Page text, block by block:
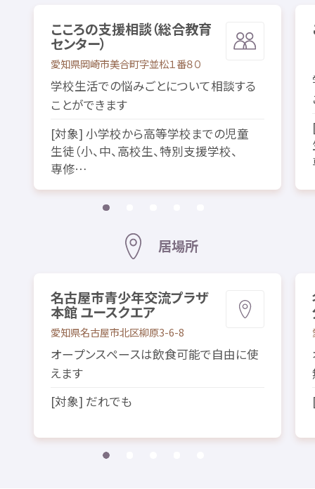
こころの支援相談（総合教育
センター）
愛知県岡崎市美合町字並松１ 番８０
学校生活での悩みごとについて相談する
ことができます
[対象] 小学校から高等学校までの児童
生徒（小、 中、 高校生、特別支援学校、
専修…
居場所
名古屋市青少年交流プラザ
本館ユースクエア
愛知県名古屋市北区柳原3-6-8
オープンスペースは飲食可能で自由に使
えます
[対象] だれでも